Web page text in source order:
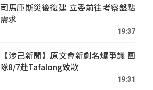
司馬庫斯災後復建 立委前往考察盤點
需求
19:37
【涉己新聞】原文會新劇名爆爭議 團
隊8/7赴Tafalong致歉
19:31